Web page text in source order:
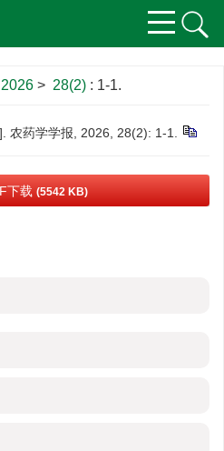
2026 > 28(2) : 1-1.
农药学学报, 2026, 28(2): 1-1.
下载 (5542 KB)